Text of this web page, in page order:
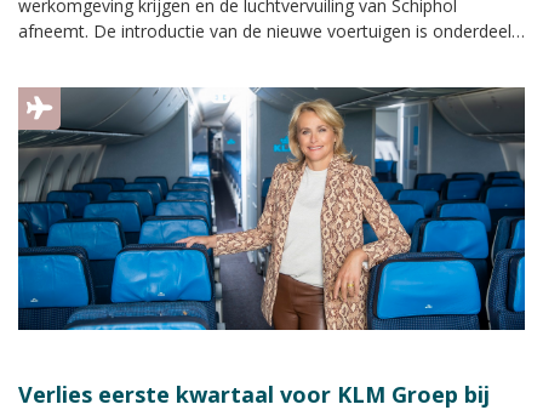
werkomgeving krijgen en de luchtvervuiling van Schiphol
afneemt. De introductie van de nieuwe voertuigen is onderdeel
in de lucht.
Verlies eerste kwartaal voor KLM Groep bij